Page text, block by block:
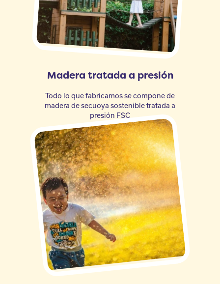
Madera tratada a presión
Todo lo que fabricamos se compone de
madera de secuoya sostenible tratada a
presión FSC